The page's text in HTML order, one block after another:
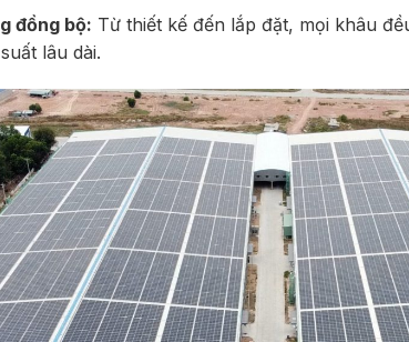
đồng bộ: Từ thiết kế đến lắp đặt, mọi khâu
lâu dài.